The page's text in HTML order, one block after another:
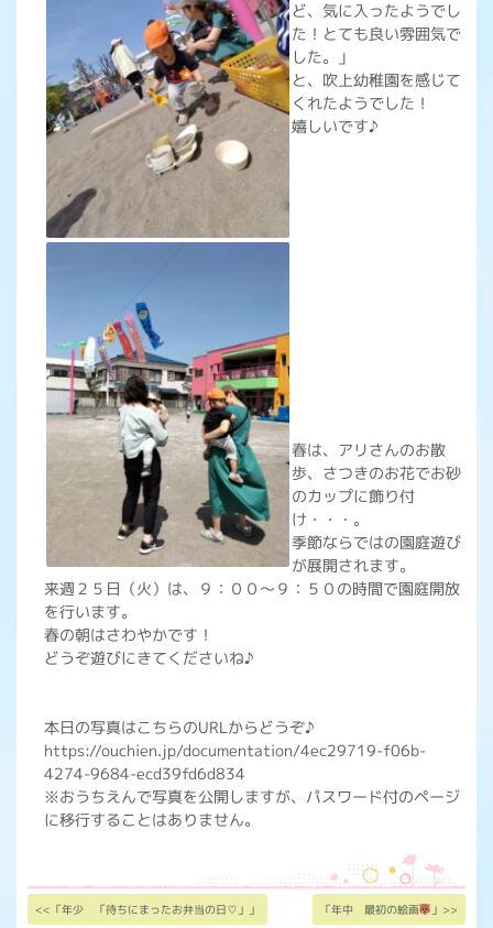
ど、気に入ったようでし
た！とても良い雰囲気で
した。」
と、吹上幼稚園を感じて
くれたようでした！
嬉しいです♪
春は、アリさんのお散
歩、さつきのお花でお砂
のカップに飾り付
け・・・。
季節ならではの園庭遊び
が展開されます。
来週２５日（火）は、９：００～９：５０の時間で園庭開放
を行います。
春の朝はさわやかです！
どうぞ遊びにきてくださいね♪
本日の写真はこちらのURLからどうぞ♪
https://ouchien.jp/documentation/4ec29719-f06b-
4274-9684-ecd39fd6d834
※おうちえんで写真を公開しますが、パスワード付のページ
に移行することはありません。
<<「年少 「待ちにまったお弁当の日♡」」 「年中 最初の絵画 」>>